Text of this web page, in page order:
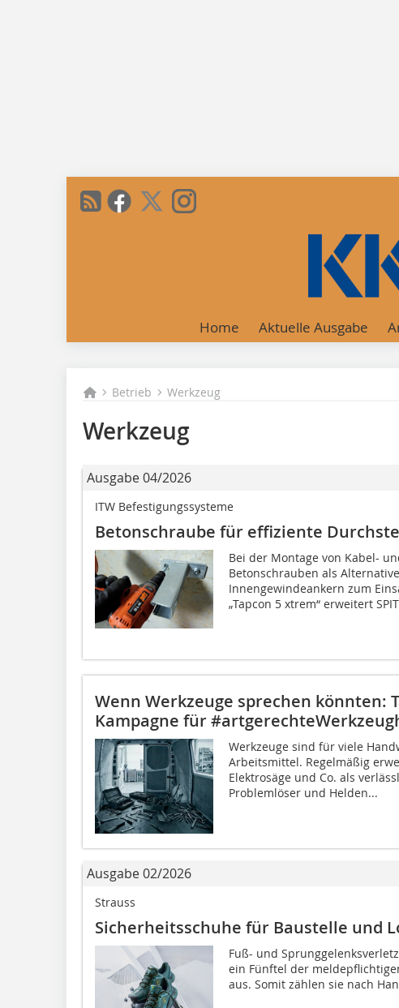
Home Aktuelle Ausgabe
Betrieb Werkzeug
Werkzeug
Ausgabe 04/2026
ITW Befestigungssysteme
Betonschraube für effiziente
Bei der Montage von Kabel-
Betonschrauben als
Innengewindeankern zum
„Tapcon 5 xtrem“ erweitert
Wenn Werkzeuge sprechen könnten:
Kampagne für
Werkzeuge sind für viele
Arbeitsmittel. Regelmäßig
Elektrosäge und Co. als
Problemlöser und Helden...
Ausgabe 02/2026
Strauss
Sicherheitsschuhe für Baustelle und
Fuß- und
ein Fünftel der
aus. Somit zählen sie nach